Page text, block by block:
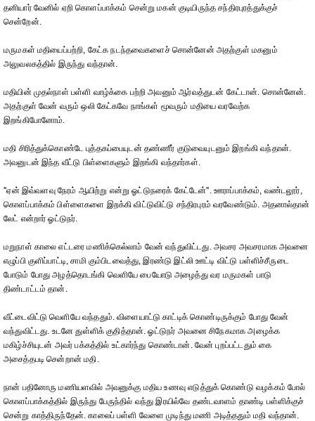
தனியார் வேனில் ஏறி கொளப்பாக்கம் சென்று மகன் குடியிருந்த சந்திரபுரத்துக்குச்
சென்றேன்.
மருமகள் மதியைப்பற்றி, கேட்க நடந்தவைகளைச் சொன்னேன் அதற்குள் மகனும்
அலுவலகத்தில் இருந்து வந்தான்.
மதியின் முதல்நாள் பள்ளி வாழ்க்கை பற்றி அவனும் ஆர்வத்துடன் கேட்டான். சொன்னேன்.
அதற்குள் வேன் வரும் ஒலி கேட்கவே நாங்கள் மூவரும் மதியை வரவேற்க
இறங்கிபோனோம்.
மதி சிரித்துக்கொண்டே புத்தகப்பையுடன் தண்ணீர் குடுவையுடனும் இறங்கி வந்தான்.
அவனுடன் இந்த வீட்டு பிள்ளைகளும் இறங்கி வந்தார்கள்.
''ஏன் இவ்வளவு நேரம் ஆயிற்று என்று ஓட்டுநரைக் கேட்டேன்''. ஊராப்பாக்கம், வண்டலூர்,
கொளப்பாக்கம் பிள்ளைகளை இறக்கி விட்டுவிட்டு சந்திரபுரம் வரவேண்டும். அதனால்தான்
லேட் என்றார் ஓட்டுநர்.
மறுநாள் காலை எட்டரை மணிக்கெல்லாம் வேன் வந்துவிட்டது. அவசர அவசரமாக அவனை
எழுப்பி குளிப்பாட்டி, சாமி கும்பிடவைத்து, இரண்டு இட்லி ஊட்டி விட்டு பள்ளிச்சீருடை
போடும் போது அழத்தொடங்கி வெளியே பையோடு அழைத்து வர மருமகள் பாடு
திண்டாட்டம் தான்.
வீட்டைவிட்டு வெளியே வந்ததும். விளையாட்டு காட்டிக் கொண்டிருக்கும் போது வேன்
வந்துவிட்டது. உடனே துள்ளிக் குதித்தான். ஓட்டுநர் அவனை சிநேகமாக அழைக்க
மகிழ்ச்சியுடன் அவர் பக்கத்தில் உட்கார்ந்து கொண்டான். வேன் புறப்பட்டதும் கை
அசைத்தபடி சென்றான் மதி.
நான் பதினோரு மணியளவில் அவனுக்கு மதிய உணவு எடுத்துக் கொண்டு வழக்கம் போல்
கொளப்பாக்கத்தில் இருந்து பேருந்தில் வந்து இரயில்வே தண்டவாளம் தாண்டி பள்ளிக்குச்
சென்று காத்திருந்தேன். காலைப் பள்ளி வேளை முடிந்து மணி அடித்ததும் மதி வந்தான்.